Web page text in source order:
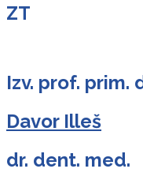
ZT
Izv. prof. prim.
Davor Illeš
dr. dent. med.